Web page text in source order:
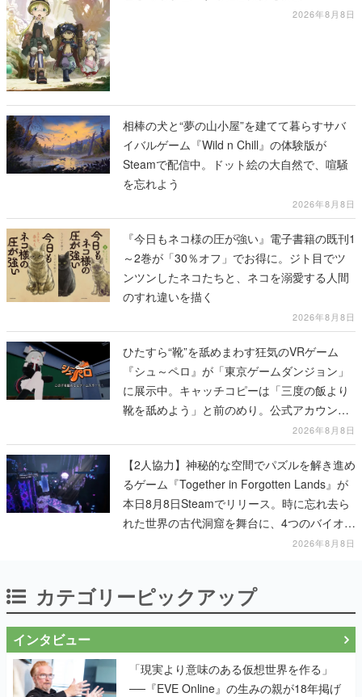
2026年8月8日
相棒の犬と“夢の山小屋”を建てて暮らすサバ
イバルゲーム『Wild n Chill』の体験版が
Steamで配信中。ドット絵の大自然で、喧騒
を忘れよう
2026年8月8日
『今日もネコ様の圧が強い』電子書籍の既刊1
～2巻が「30％オフ」でお得に。ジト目でツ
ンツンしたネコたちと、ネコを溺愛する人間
のすれ違いを描く
2026年8月8日
ひたすら“靴”を舐めまわす狂気のVRゲーム
『シュ～ペロ』が「東京ゲームダンジョン」
に展示中。キャッチコピーは「三度の飯より
靴を舐めよう」と前のめり。公式アカウント
も開設され、2026年リリースに向けて開発中
2026年8月8日
【2人協力】神秘的な空間でパズルを解き進め
るゲーム『Together in Forgotten Lands』が
本日8月8日Steamでリリース。時に忘れ去ら
れた世界の古代洞窟を舞台に、4つのバイオー
2026年8月8日
カテゴリーピックアップ
インタビュー
「現実より意味のある仮想世界を作る」
──『EVE Online』の生みの親が18年掲げ